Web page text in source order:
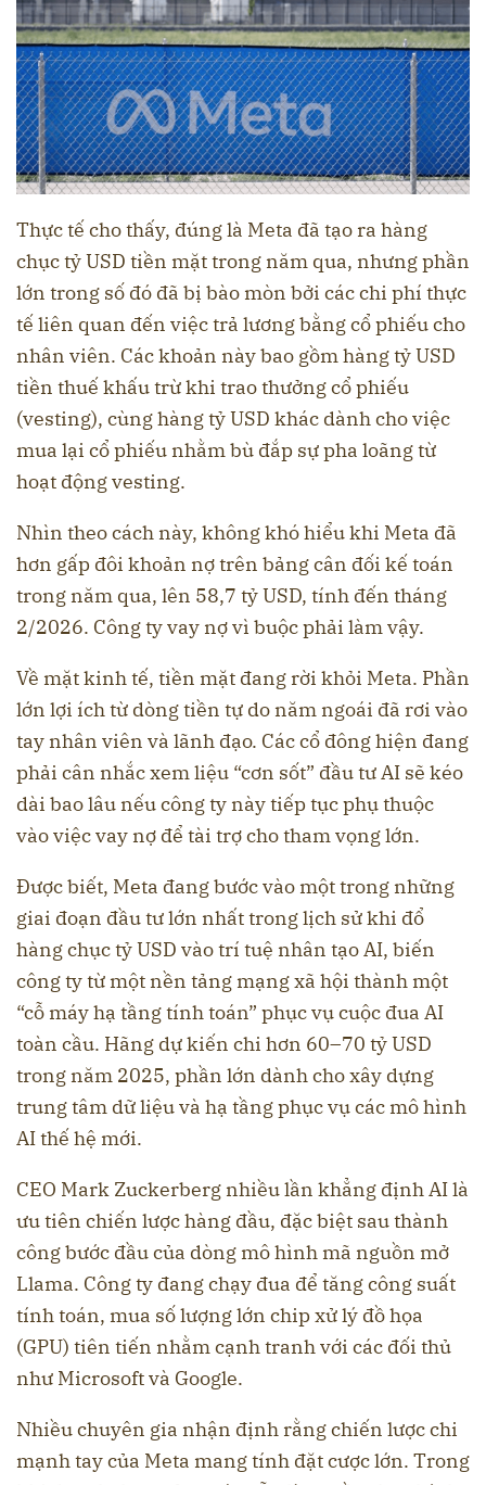
Thực tế cho thấy, đúng là Meta đã tạo ra hàng
chục tỷ USD tiền mặt trong năm qua, nhưng phần
lớn trong số đó đã bị bào mòn bởi các chi phí thực
tế liên quan đến việc trả lương bằng cổ phiếu cho
nhân viên. Các khoản này bao gồm hàng tỷ USD
tiền thuế khấu trừ khi trao thưởng cổ phiếu
(vesting), cùng hàng tỷ USD khác dành cho việc
mua lại cổ phiếu nhằm bù đắp sự pha loãng từ
hoạt động vesting.
Nhìn theo cách này, không khó hiểu khi Meta đã
hơn gấp đôi khoản nợ trên bảng cân đối kế toán
trong năm qua, lên 58,7 tỷ USD, tính đến tháng
2/2026. Công ty vay nợ vì buộc phải làm vậy.
Về mặt kinh tế, tiền mặt đang rời khỏi Meta. Phần
lớn lợi ích từ dòng tiền tự do năm ngoái đã rơi vào
tay nhân viên và lãnh đạo. Các cổ đông hiện đang
phải cân nhắc xem liệu “cơn sốt” đầu tư AI sẽ kéo
dài bao lâu nếu công ty này tiếp tục phụ thuộc
vào việc vay nợ để tài trợ cho tham vọng lớn.
Được biết, Meta đang bước vào một trong những
giai đoạn đầu tư lớn nhất trong lịch sử khi đổ
hàng chục tỷ USD vào trí tuệ nhân tạo AI, biến
công ty từ một nền tảng mạng xã hội thành một
“cỗ máy hạ tầng tính toán” phục vụ cuộc đua AI
toàn cầu. Hãng dự kiến chi hơn 60–70 tỷ USD
trong năm 2025, phần lớn dành cho xây dựng
trung tâm dữ liệu và hạ tầng phục vụ các mô hình
AI thế hệ mới.
CEO Mark Zuckerberg nhiều lần khẳng định AI là
ưu tiên chiến lược hàng đầu, đặc biệt sau thành
công bước đầu của dòng mô hình mã nguồn mở
Llama. Công ty đang chạy đua để tăng công suất
tính toán, mua số lượng lớn chip xử lý đồ họa
(GPU) tiên tiến nhằm cạnh tranh với các đối thủ
như Microsoft và Google.
Nhiều chuyên gia nhận định rằng chiến lược chi
mạnh tay của Meta mang tính đặt cược lớn. Trong